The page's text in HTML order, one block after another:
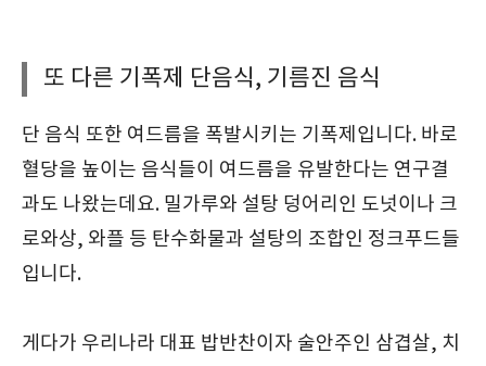
또 다른 기폭제 단음식, 기름진 음식
단 음식 또한 여드름을 폭발시키는 기폭제입니다. 바로
혈당을 높이는 음식들이 여드름을 유발한다는 연구결
과도 나왔는데요. 밀가루와 설탕 덩어리인 도넛이나 크
로와상, 와플 등 탄수화물과 설탕의 조합인 정크푸드들
입니다.
게다가 우리나라 대표 밥반찬이자 술안주인 삼겹살, 치